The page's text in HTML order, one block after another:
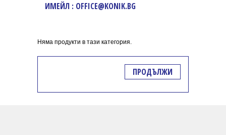
ИМЕЙЛ : OFFICE@KONIK.BG
Няма продукти в тази категория.
ПРОДЪЛЖИ